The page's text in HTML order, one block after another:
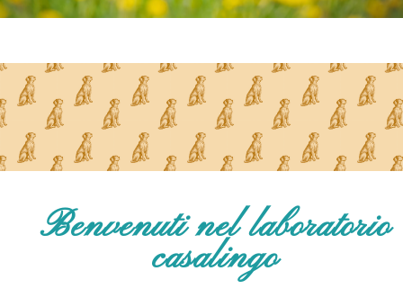
Benvenuti nel laboratorio
casalingo